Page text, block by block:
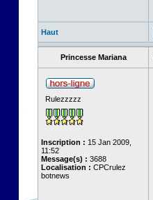
Haut
Princesse Mariana
Rulezzzzz
Inscription : 15 Jan 2009,
11:52
Message(s) : 3688
Localisation : CPCrulez
botnews